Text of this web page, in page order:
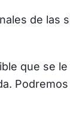
de las
que se